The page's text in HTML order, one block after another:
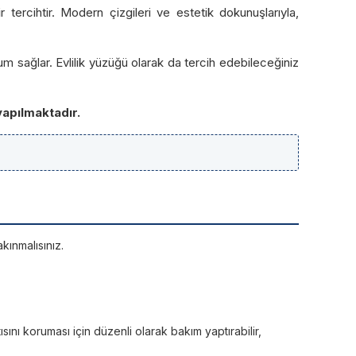
tercihtir. Modern çizgileri ve estetik dokunuşlarıyla,
sağlar. Evlilik yüzüğü olarak da tercih edebileceğiniz
koruması için düzenli olarak bakım yaptırabilir,